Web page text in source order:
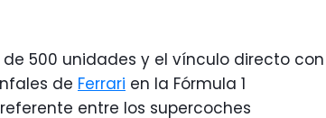
500 unidades y el vínculo directo con
de Ferrari en la Fórmula 1
entre los supercoches